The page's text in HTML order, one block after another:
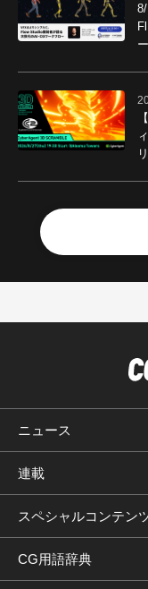
ニュース
連載
スペシャルコンテン
CG用語辞典